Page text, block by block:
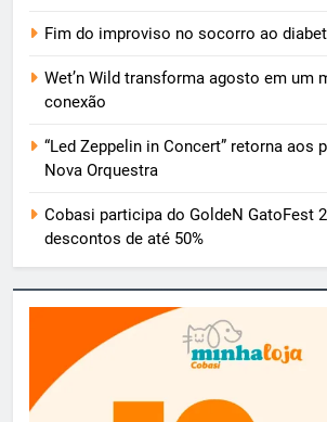
Fim do improviso no socorro ao
Wet’n Wild transforma agosto em um
conexão
“Led Zeppelin in Concert” retorna aos
Nova Orquestra
Cobasi participa do GoldeN GatoFest
descontos de até 50%